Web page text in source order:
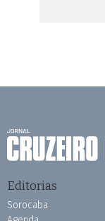
Editorias
Sorocaba